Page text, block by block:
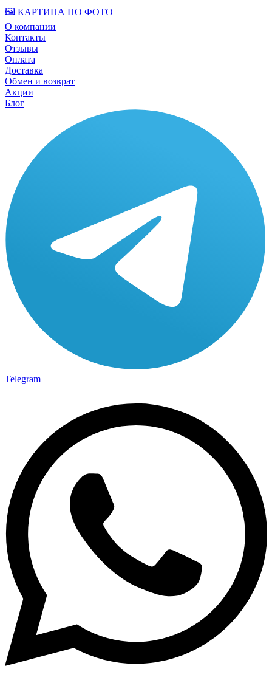
🖼️ КАРТИНА ПО ФОТО
О компании
Контакты
Отзывы
Оплата
Доставка
Обмен и возврат
Акции
Блог
Telegram